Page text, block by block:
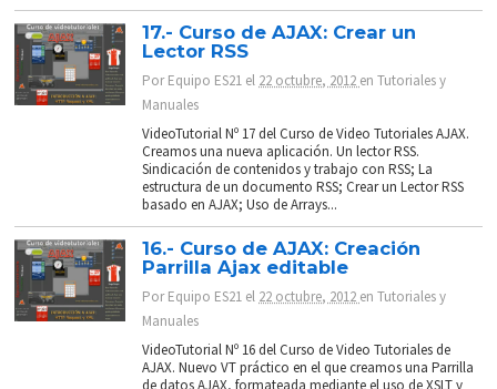
17.- Curso de AJAX: Crear un
Lector RSS
PorEquipo ES21 el 22 octubre, 2012 enTutoriales y
Manuales
VideoTutorial Nº 17 del Curso de Video Tutoriales AJAX.
Creamos una nueva aplicación. Un lector RSS.
Sindicación de contenidos y trabajo con RSS; La
estructura de un documento RSS; Crear un Lector RSS
basado en AJAX; Uso de Arrays...
16.- Curso de AJAX: Creación
Parrilla Ajax editable
PorEquipo ES21 el 22 octubre, 2012 enTutoriales y
Manuales
VideoTutorial Nº 16 del Curso de Video Tutoriales de
AJAX. Nuevo VT práctico en el que creamos una Parrilla